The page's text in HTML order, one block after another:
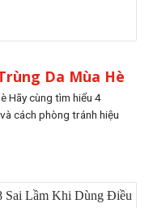
Da Mùa Hè
Hãy cùng tìm hiểu 4
cách phòng tránh hiệu